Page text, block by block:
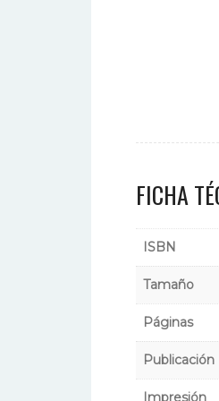
FICHA
ISBN
Tamaño
Páginas
Publicación
Impresión